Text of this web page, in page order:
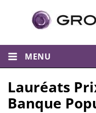
MENU
Lauréats
Banque